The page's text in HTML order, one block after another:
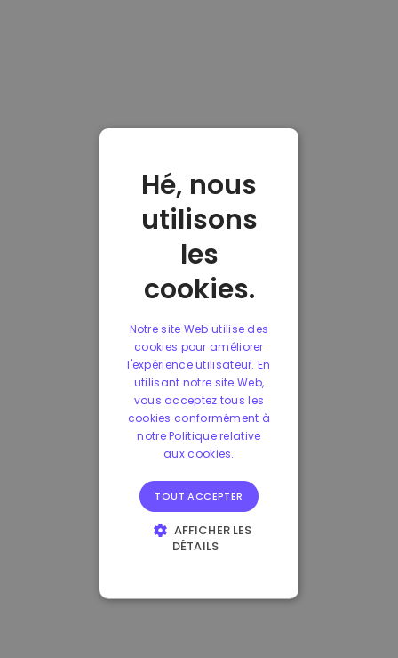
Hé, nous
utilisons
les
cookies.
Notre site Web utilise des
cookies pour améliorer
l'expérience utilisateur. En
utilisant notre site Web,
vous acceptez tous les
cookies conformément à
notre Politique relative
aux cookies.
TOUT ACCEPTER
AFFICHER LES
DÉTAILS